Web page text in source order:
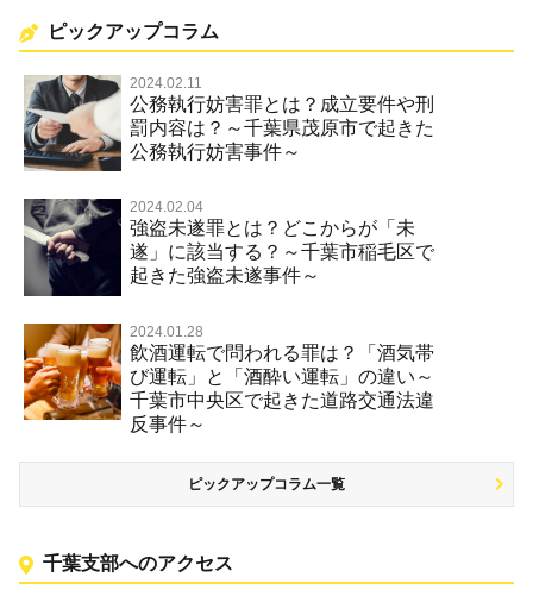
ピックアップコラム
2024.02.11
公務執行妨害罪とは？成立要件や刑
罰内容は？～千葉県茂原市で起きた
公務執行妨害事件～
2024.02.04
強盗未遂罪とは？どこからが「未
遂」に該当する？～千葉市稲毛区で
起きた強盗未遂事件～
2024.01.28
飲酒運転で問われる罪は？「酒気帯
び運転」と「酒酔い運転」の違い～
千葉市中央区で起きた道路交通法違
反事件～
ピックアップコラム一覧
千葉支部へのアクセス